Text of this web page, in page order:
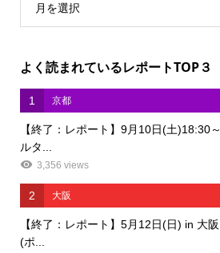
月を選択
よく読まれているレポートTOP３
1 京都
【終了：レポート】9月10日(土)18:30
ルタ...
3,356 views
2 大阪
【終了：レポート】5月12日(日) in 大
(ポ...